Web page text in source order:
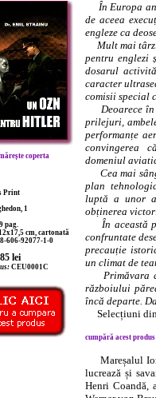
coperta
Print
1
pag.
cm, cartonată
606-92077-1-0
lei
CEU0001C
În Europa
de aceea
engleze ca
Mult mai
pentru englezi
dosarul
caracter
comisii special
Deoarece în
prilejuri,
performanțe
convingerea
domeniul
Cea mai
plan
luptă a unor
obținerea
În această
confruntate
precauție
un climat de
Primăvara
războiului
încă departe.
Selecțiuni
cumpără acest produs
Mareșalul Ion
lucrează și
Henri Coandă,